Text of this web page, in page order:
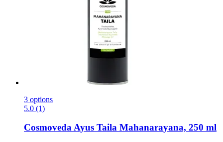
3 options
5.0 (1)
CosmovedaAyus Taila Mahanarayana, 250 ml